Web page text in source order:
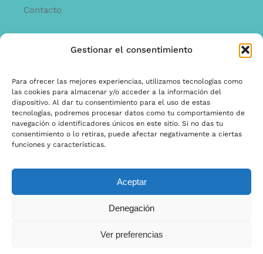
Gestionar el consentimiento
Para ofrecer las mejores experiencias, utilizamos tecnologías como
las cookies para almacenar y/o acceder a la información del
dispositivo. Al dar tu consentimiento para el uso de estas
tecnologías, podremos procesar datos como tu comportamiento de
navegación o identificadores únicos en este sitio. Si no das tu
consentimiento o lo retiras, puede afectar negativamente a ciertas
funciones y características.
Aceptar
Denegación
Ver preferencias
Contacto
Offerta
garantía y quejas
Términos y condiciones
Política de privacidad
Internetbureau Scriptex